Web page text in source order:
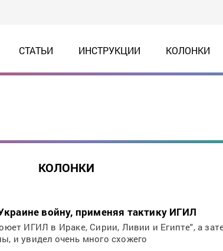
СТАТЬИ ИНСТРУКЦИИ КОЛОНКИ
КОЛОНКИ
войну, применяя тактику ИГИЛ
ИГИЛ в Ираке, Сирии, Ливии и Египте", а
и увидел очень много схожего